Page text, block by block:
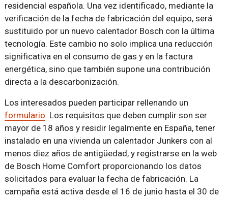
residencial española. Una vez identificado, mediante la
verificación de la fecha de fabricación del equipo, será
sustituido por un nuevo calentador Bosch con la última
tecnología. Este cambio no solo implica una reducción
significativa en el consumo de gas y en la factura
energética, sino que también supone una contribución
directa a la descarbonización.
Los interesados pueden participar rellenando un
formulario. Los requisitos que deben cumplir son ser
mayor de 18 años y residir legalmente en España, tener
instalado en una vivienda un calentador Junkers con al
menos diez años de antigüedad, y registrarse en la web
de Bosch Home Comfort proporcionando los datos
solicitados para evaluar la fecha de fabricación. La
campaña está activa desde el 16 de junio hasta el 30 de